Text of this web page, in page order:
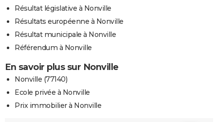
Résultat législative à Nonville
Résultats européenne à Nonville
Résultat municipale à Nonville
Référendum à Nonville
En savoir plus sur Nonville
Nonville (77140)
Ecole privée à Nonville
Prix immobilier à Nonville